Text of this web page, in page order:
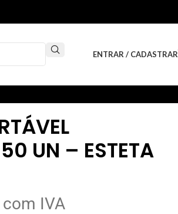
ENTRAR / CADASTRAR
UN – ESTETA
com IVA